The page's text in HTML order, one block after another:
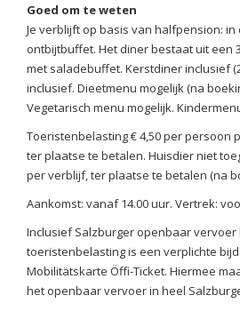
Goed om te weten
Je verblijft op basis van halfpension: in
ontbijtbuffet. Het diner bestaat uit een
met saladebuffet. Kerstdiner inclusief
inclusief. Dieetmenu mogelijk (na
Vegetarisch menu mogelijk.
Toeristenbelasting € 4,50 per persoon
ter plaatse te betalen. Huisdier niet
per verblijf, ter plaatse te betalen (na
Aankomst: vanaf 14.00 uur. Vertrek:
Inclusief Salzburger openbaar
toeristenbelasting is een verplichte
Mobilitätskarte Öffi-Ticket. Hiermee
het openbaar vervoer in heel